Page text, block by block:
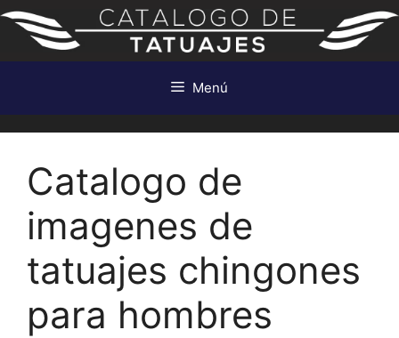
Saltar
contenido
Menú
Catalogo de
imagenes de
tatuajes chingones
para hombres